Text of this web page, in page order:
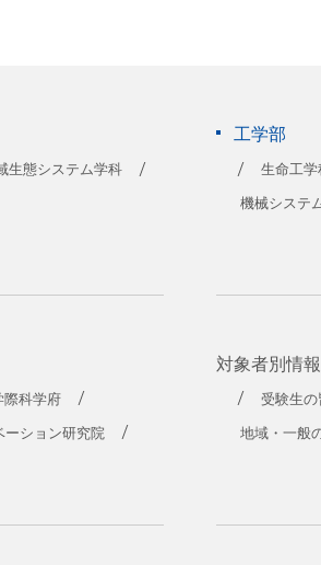
生態システム学科
工学部
生命工学
機械システ
際科学府
ーション研究院
対象者別情報
受験生の
地域・一般